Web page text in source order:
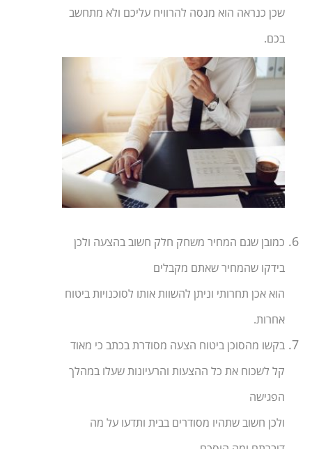
שכן כנראה הוא מנסה להרוויח עליכם ולא מתחשב
בכם.
כמובן שגם המחיר משחק חלק חשוב בהצעה ולכן
בידקו שהמחיר שאתם מקבלים
הוא אכן תחרותי וניתן להשוות אותו לסוכנויות ביטוח
אחרות.
בקשו מהסוכן ביטוח הצעה מסודרת בכתב כי מאוד
קל לשכוח את כל ההצעות והרעיונות שעלו במהלך
הפגישה
ולכן חשוב שתהיו מסודרים בבית ותדעו על מה